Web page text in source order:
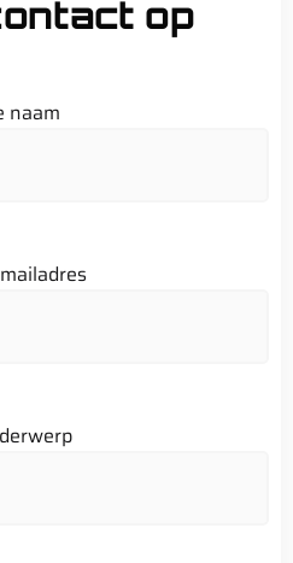
op
naam